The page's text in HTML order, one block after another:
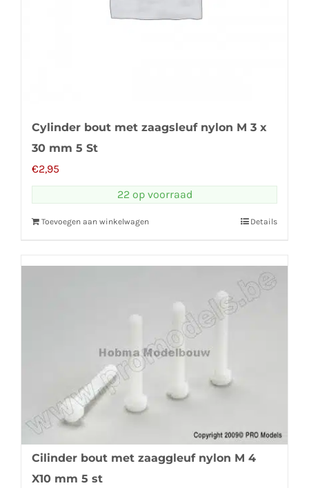
Cylinder bout met zaagsleuf nylon M 3 x
30 mm 5 St
€2,95
22 op voorraad
Toevoegen aan winkelwagen Details
Cilinder bout met zaaggleuf nylon M 4
X10 mm 5 st